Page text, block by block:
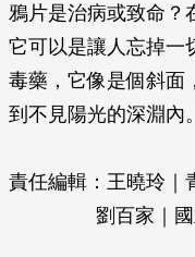
鴉片是治病或致命？
它可以是讓人忘掉一
毒藥，它像是個斜面
到不見陽光的深淵內。
責任編輯：王曉玲｜
劉百家｜國立